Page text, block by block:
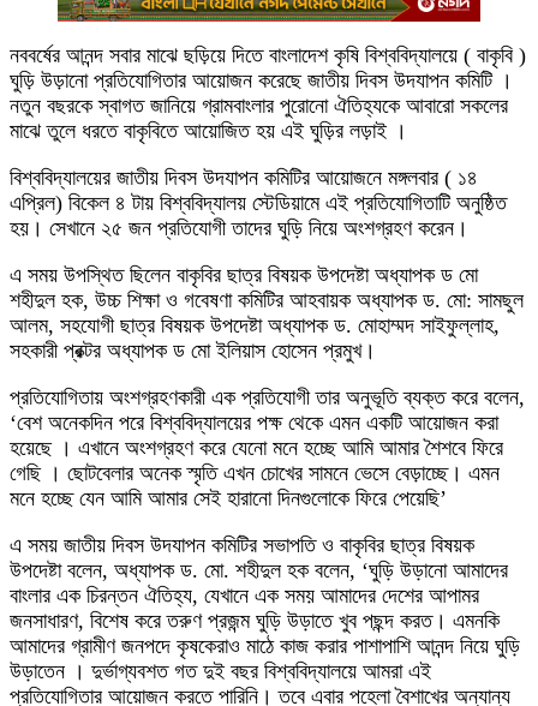
নববর্ষের আনন্দ সবার মাঝে ছড়িয়ে দিতে বাংলাদেশ কৃষি বিশ্ববিদ্যালয়ে ( বাকৃবি )
ঘুড়ি উড়ানো প্রতিযোগিতার আয়োজন করেছে জাতীয় দিবস উদযাপন কমিটি ।
নতুন বছরকে স্বাগত জানিয়ে গ্রামবাংলার পুরোনো ঐতিহ্যকে আবারো সকলের
মাঝে তুলে ধরতে বাকৃবিতে আয়োজিত হয় এই ঘুড়ির লড়াই ।
বিশ্ববিদ্যালয়ের জাতীয় দিবস উদযাপন কমিটির আয়োজনে মঙ্গলবার ( ১৪
এপ্রিল) বিকেল ৪ টায় বিশ্ববিদ্যালয় স্টেডিয়ামে এই প্রতিযোগিতাটি অনুষ্ঠিত
হয়। সেখানে ২৫ জন প্রতিযোগী তাদের ঘুড়ি নিয়ে অংশগ্রহণ করেন।
এ সময় উপস্থিত ছিলেন বাকৃবির ছাত্র বিষয়ক উপদেষ্টা অধ্যাপক ড মো
শহীদুল হক, উচ্চ শিক্ষা ও গবেষণা কমিটির আহবায়ক অধ্যাপক ড. মো: সামছুল
আলম, সহযোগী ছাত্র বিষয়ক উপদেষ্টা অধ্যাপক ড. মোহাম্মদ সাইফুল্লাহ,
সহকারী প্রক্টর অধ্যাপক ড মো ইলিয়াস হোসেন প্রমুখ।
প্রতিযোগিতায় অংশগ্রহণকারী এক প্রতিযোগী তার অনুভূতি ব্যক্ত করে বলেন,
‘বেশ অনেকদিন পরে বিশ্ববিদ্যালয়ের পক্ষ থেকে এমন একটি আয়োজন করা
হয়েছে । এখানে অংশগ্রহণ করে যেনো মনে হচ্ছে আমি আমার শৈশবে ফিরে
গেছি । ছোটবেলার অনেক স্মৃতি এখন চোখের সামনে ভেসে বেড়াচ্ছে। এমন
মনে হচ্ছে যেন আমি আমার সেই হারানো দিনগুলোকে ফিরে পেয়েছি’
এ সময় জাতীয় দিবস উদযাপন কমিটির সভাপতি ও বাকৃবির ছাত্র বিষয়ক
উপদেষ্টা বলেন, অধ্যাপক ড. মো. শহীদুল হক বলেন, ‘ঘুড়ি উড়ানো আমাদের
বাংলার এক চিরন্তন ঐতিহ্য, যেখানে এক সময় আমাদের দেশের আপামর
জনসাধারণ, বিশেষ করে তরুণ প্রজন্ম ঘুড়ি উড়াতে খুব পছন্দ করত। এমনকি
আমাদের গ্রামীণ জনপদে কৃষকেরাও মাঠে কাজ করার পাশাপাশি আনন্দ নিয়ে ঘুড়ি
উড়াতেন । ‎দুর্ভাগ্যবশত গত দুই বছর বিশ্ববিদ্যালয়ে আমরা এই
প্রতিযোগিতার আয়োজন করতে পারিনি। তবে এবার পহেলা বৈশাখের অন্যান্য